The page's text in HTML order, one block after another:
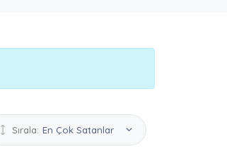
Sırala: En Çok Satanlar